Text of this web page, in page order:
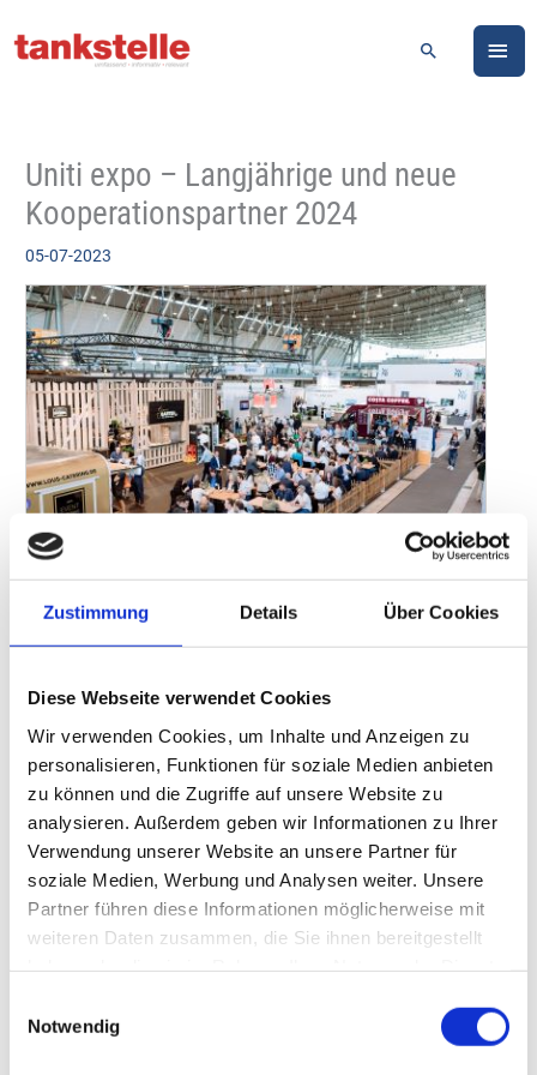
Zustimmung Details Über Cookies
Diese Webseite verwendet Cookies
Wir verwenden Cookies, um Inhalte und Anzeigen zu
personalisieren, Funktionen für soziale Medien anbieten
zu können und die Zugriffe auf unsere Website zu
analysieren. Außerdem geben wir Informationen zu Ihrer
Verwendung unserer Website an unsere Partner für
soziale Medien, Werbung und Analysen weiter. Unsere
Partner führen diese Informationen möglicherweise mit
weiteren Daten zusammen, die Sie ihnen bereitgestellt
Notwendig
Inhalt
Suchen
Uniti expo – Langjährige und neue
Kooperationspartner 2024
05-07-2023
GenussGarten
Ausgabe willkommen und freut sich zugleich über die anhaltende
Unterstützung und Teilnahme zum zehnjährigen Jubiläum.
Zu den 14 Partnern gehören weltweit führende Unternehmen und
Verbände wie Cecod, CompetenceCenter, eurodata, Franke,
GenussGarten, Hack, Lantzerath-Group, Lekkerland, NSI, PDI
Technologies, PWM, Sonax und Tank&Rast; sowie der
Kooperationspartner-Newcomer gourmetfein.
Ihre Beteiligung als Kooperationspartner gewährleistet einen
umfangreichen Wissens- und Erfahrungsschatz für die
für die Tankstellen- und Carwash-Branche weltweit zu schaffen,